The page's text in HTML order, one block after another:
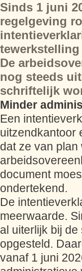
Sinds 1 juni
regelgeving
De
nog steeds
schriftelijk
Minder
Een
uitzendkantoor
dat ze van
document
ondertekend.
De
meerwaarde.
al uiterlijk bij
opgesteld.
vanaf 1 juni